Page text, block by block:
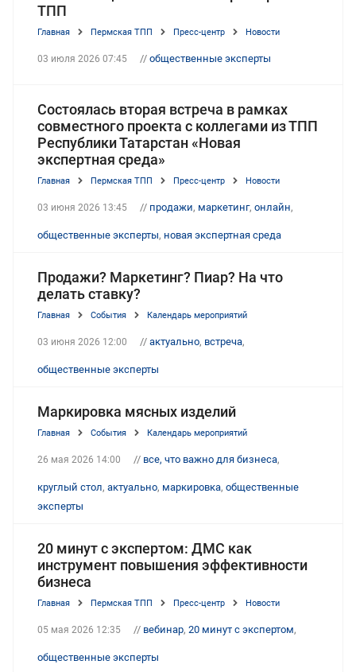
ТПП
Главная Пермская ТПП Пресс-центр Новости
03 июля 2026 07:45 // общественные эксперты
Состоялась вторая встреча в рамках
совместного проекта с коллегами из ТПП
Республики Татарстан «Новая
экспертная среда»
Главная Пермская ТПП Пресс-центр Новости
03 июня 2026 13:45 // продажи, маркетинг, онлайн,
общественные эксперты, новая экспертная среда
Продажи? Маркетинг? Пиар? На что
делать ставку?
Главная События Календарь мероприятий
03 июня 2026 12:00 // актуально, встреча,
общественные эксперты
Маркировка мясных изделий
Главная События Календарь мероприятий
26 мая 2026 14:00 // все, что важно для бизнеса,
круглый стол, актуально, маркировка, общественные
эксперты
20 минут с экспертом: ДМС как
инструмент повышения эффективности
бизнеса
Главная Пермская ТПП Пресс-центр Новости
05 мая 2026 12:35 // вебинар, 20 минут с экспертом,
общественные эксперты